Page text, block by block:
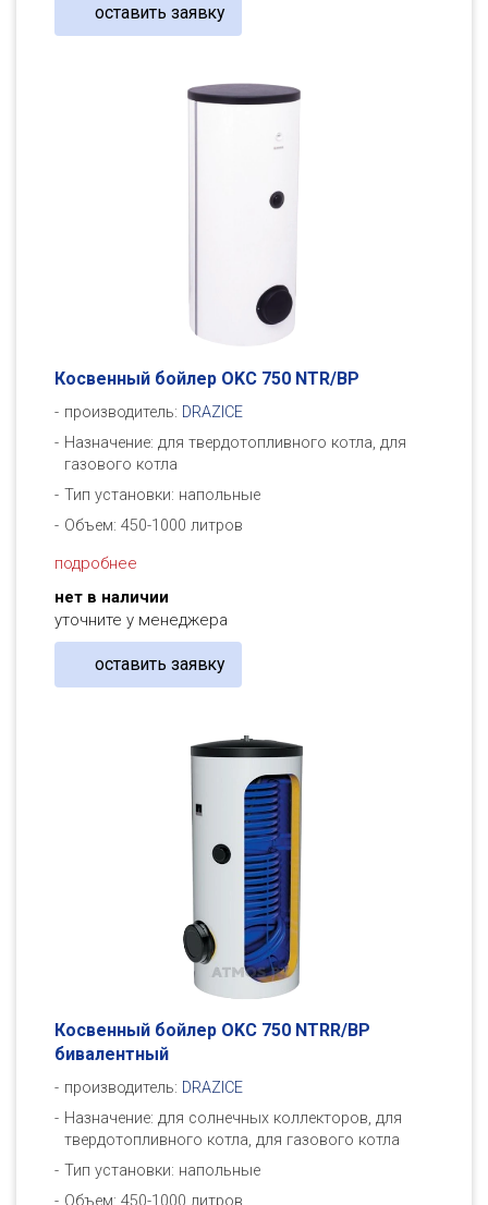
оставить заявку
Косвенный бойлер OKC 750 NTR/BP
производитель: DRAZICE
Назначение: для твердотопливного котла, для
газового котла
Тип установки: напольные
Объем: 450-1000 литров
подробнее
нет в наличии
уточните у менеджера
оставить заявку
Косвенный бойлер OKC 750 NTRR/BP
бивалентный
производитель: DRAZICE
Назначение: для солнечных коллекторов, для
твердотопливного котла, для газового котла
Тип установки: напольные